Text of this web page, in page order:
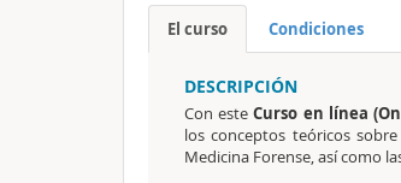
El curso Condiciones
DESCRIPCIÓN
Con esteCurso en línea
los conceptos teóricos
Medicina Forense, así como